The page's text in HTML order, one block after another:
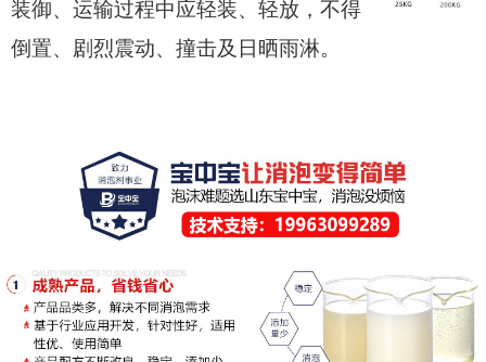
装御、运输过程中应轻装、轻放，不得
倒置、剧烈震动、撞击及日晒雨淋。